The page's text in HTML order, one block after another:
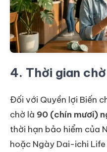
4. Thời gian chờ
Đối với Quyền lợi Biến
chờ là 90 (chín mươi)
thời hạn bảo hiểm của
hoặc Ngày Dai-ichi